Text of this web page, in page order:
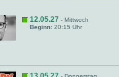
12.05.27 - Mittwoch
Beginn: 20:15 Uhr